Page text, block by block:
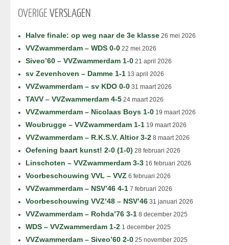
OVERIGEVERSLAGEN
Halve finale: op weg naar de 3e klasse 26 mei 2026
VVZwammerdam – WDS 0-0 22 mei 2026
Siveo’60 – VVZwammerdam 1-0 21 april 2026
sv Zevenhoven – Damme 1-1 13 april 2026
VVZwammerdam – sv KDO 0-0 31 maart 2026
TAVV – VVZwammerdam 4-5 24 maart 2026
VVZwammerdam – Nicolaas Boys 1-0 19 maart 2026
Woubrugge – VVZwammerdam 1-1 19 maart 2026
VVZwammerdam – R.K.S.V. Altior 3-2 8 maart 2026
Oefening baart kunst! 2-0 (1-0) 28 februari 2026
Linschoten – VVZwammerdam 3-3 16 februari 2026
Voorbeschouwing VVL – VVZ 6 februari 2026
VVZwammerdam – NSV’46 4-1 7 februari 2026
Voorbeschouwing VVZ’48 – NSV’46 31 januari 2026
VVZwammerdam – Rohda’76 3-1 8 december 2025
WDS – VVZwammerdam 1-2 1 december 2025
VVZwammerdam – Siveo’60 2-0 25 november 2025